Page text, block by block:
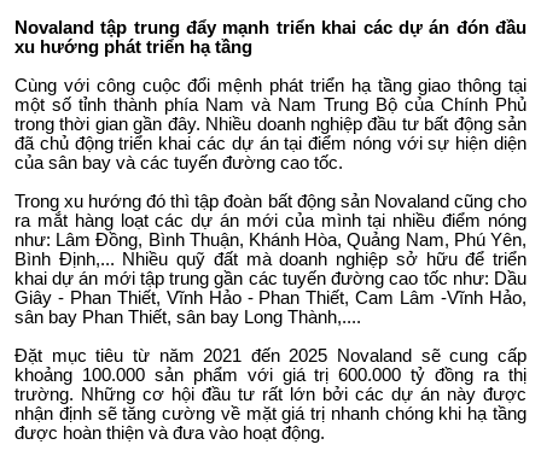
Novaland tập trung đẩy mạnh triển khai các dự án đón đầu
xu hướng phát triển hạ tầng
Cùng với công cuộc đổi mệnh phát triển hạ tầng giao thông tại
một số tỉnh thành phía Nam và Nam Trung Bộ của Chính Phủ
trong thời gian gần đây. Nhiều doanh nghiệp đầu tư bất động sản
đã chủ động triển khai các dự án tại điểm nóng với sự hiện diện
của sân bay và các tuyến đường cao tốc.
Trong xu hướng đó thì tập đoàn bất động sản Novaland cũng cho
ra mắt hàng loạt các dự án mới của mình tại nhiều điểm nóng
như: Lâm Đồng, Bình Thuận, Khánh Hòa, Quảng Nam, Phú Yên,
Bình Định,... Nhiều quỹ đất mà doanh nghiệp sở hữu để triển
khai dự án mới tập trung gần các tuyến đường cao tốc như: Dầu
Giây - Phan Thiết, Vĩnh Hảo - Phan Thiết, Cam Lâm -Vĩnh Hảo,
sân bay Phan Thiết, sân bay Long Thành,....
Đặt mục tiêu từ năm 2021 đến 2025 Novaland sẽ cung cấp
khoảng 100.000 sản phẩm với giá trị 600.000 tỷ đồng ra thị
trường. Những cơ hội đầu tư rất lớn bởi các dự án này được
nhận định sẽ tăng cường về mặt giá trị nhanh chóng khi hạ tầng
được hoàn thiện và đưa vào hoạt động.